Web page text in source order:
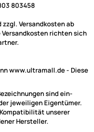
803458
Versandkosten ab
richten sich
www.ultramall.de - Diese
sind ein-
jeweiligen Eigentümer.
unserer
Hersteller.